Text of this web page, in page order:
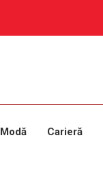
Modă Carieră